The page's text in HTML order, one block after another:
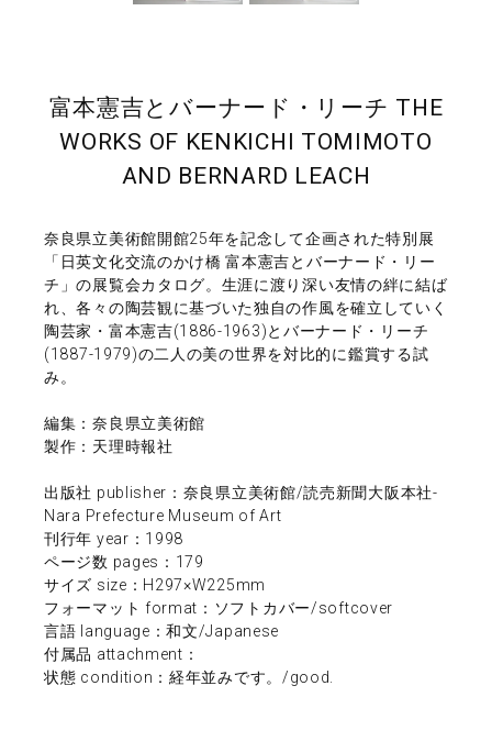
富本憲吉とバーナード・リーチ THE
WORKS OF KENKICHI TOMIMOTO
AND BERNARD LEACH
奈良県立美術館開館25年を記念して企画された特別展
「日英文化交流のかけ橋 富本憲吉とバーナード・リー
チ」の展覧会カタログ。生涯に渡り深い友情の絆に結ば
れ、各々の陶芸観に基づいた独自の作風を確立していく
陶芸家・富本憲吉(1886-1963)とバーナード・リーチ
(1887-1979)の二人の美の世界を対比的に鑑賞する試
み。
編集：奈良県立美術館
製作：天理時報社
出版社 publisher：奈良県立美術館/読売新聞大阪本社-
Nara Prefecture Museum of Art
刊行年 year：1998
ページ数 pages：179
サイズ size：H297×W225mm
フォーマット format：ソフトカバー/softcover
言語 language：和文/Japanese
付属品 attachment：
状態 condition：経年並みです。/good.